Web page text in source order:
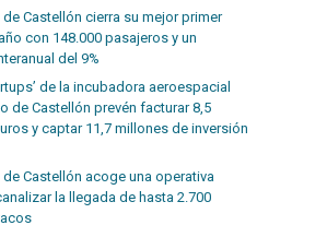
Castellón cierra su mejor primer
con 148.000 pasajeros y un
del 9%
de la incubadora aeroespacial
de Castellón prevén facturar 8,5
y captar 11,7 millones de inversión
Castellón acoge una operativa
la llegada de hasta 2.700